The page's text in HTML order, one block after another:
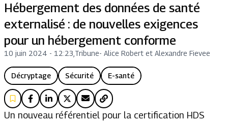
Hébergement des données de santé
externalisé : de nouvelles exigences
pour un hébergement conforme
10 juin 2024 - 12:23 Tribune- Alice Robert et Alexandre Fievee
Décryptage Sécurité E-santé
Un nouveau référentiel pour la certification HDS